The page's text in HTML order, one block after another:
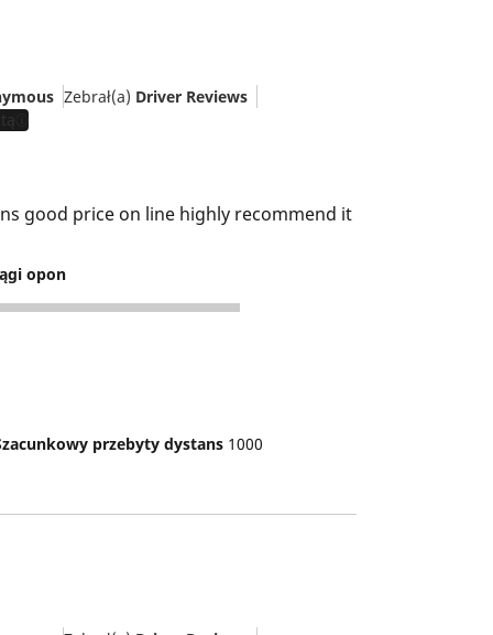
Zebrał(a) Driver Reviews
good price on line highly recommend it
opon
przebyty dystans1000